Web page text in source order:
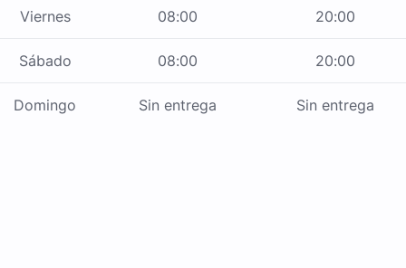
Viernes 08:00 20:00
Sábado 08:00 20:00
Domingo Sin entrega Sin entrega